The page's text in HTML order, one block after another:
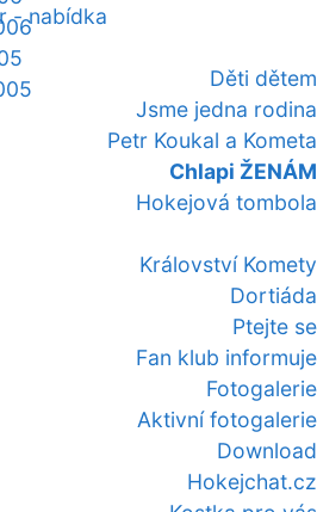
- nabídka
Děti dětem
Jsme jedna rodina
Petr Koukal a Kometa
Chlapi ŽENÁM
Hokejová tombola
Království Komety
Dortiáda
Ptejte se
Fan klub informuje
Fotogalerie
Aktivní fotogalerie
Download
Hokejchat.cz